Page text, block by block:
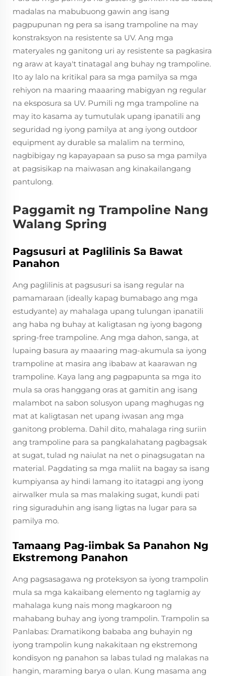
madalas na mabubuong gawin ang isang
pagpupunan ng pera sa isang trampoline na may
konstraksyon na resistente sa UV. Ang mga
materyales ng ganitong uri ay resistente sa pagkasira
ng araw at kaya't tinatagal ang buhay ng trampoline.
Ito ay lalo na kritikal para sa mga pamilya sa mga
rehiyon na maaring maaaring mabigyan ng regular
na eksposura sa UV. Pumili ng mga trampoline na
may ito kasama ay tumutulak upang ipanatili ang
seguridad ng iyong pamilya at ang iyong outdoor
equipment ay durable sa malalim na termino,
nagbibigay ng kapayapaan sa puso sa mga pamilya
at pagsisikap na maiwasan ang kinakailangang
pantulong.
Paggamit ng Trampoline Nang
Walang Spring
Pagsusuri at Paglilinis Sa Bawat
Panahon
Ang paglilinis at pagsusuri sa isang regular na
pamamaraan (ideally kapag bumabago ang mga
estudyante) ay mahalaga upang tulungan ipanatili
ang haba ng buhay at kaligtasan ng iyong bagong
spring-free trampoline. Ang mga dahon, sanga, at
lupaing basura ay maaaring mag-akumula sa iyong
trampoline at masira ang ibabaw at kaarawan ng
trampoline. Kaya lang ang pagpapunta sa mga ito
mula sa oras hanggang oras at gamitin ang isang
malambot na sabon solusyon upang maghugas ng
mat at kaligtasan net upang iwasan ang mga
ganitong problema. Dahil dito, mahalaga ring suriin
ang trampoline para sa pangkalahatang pagbagsak
at sugat, tulad ng naiulat na net o pinagsugatan na
material. Pagdating sa mga maliit na bagay sa isang
kumpiyansa ay hindi lamang ito itatagpi ang iyong
airwalker mula sa mas malaking sugat, kundi pati
ring siguraduhin ang isang ligtas na lugar para sa
pamilya mo.
Tamaang Pag-iimbak Sa Panahon Ng
Ekstremong Panahon
Ang pagsasagawa ng proteksyon sa iyong trampolin
mula sa mga kakaibang elemento ng taglamig ay
mahalaga kung nais mong magkaroon ng
mahabang buhay ang iyong trampolin. Trampolin sa
Panlabas: Dramatikong bababa ang buhayin ng
iyong trampolin kung nakakitaan ng ekstremong
kondisyon ng panahon sa labas tulad ng malakas na
hangin, maraming barya o ulan. Kung masama ang